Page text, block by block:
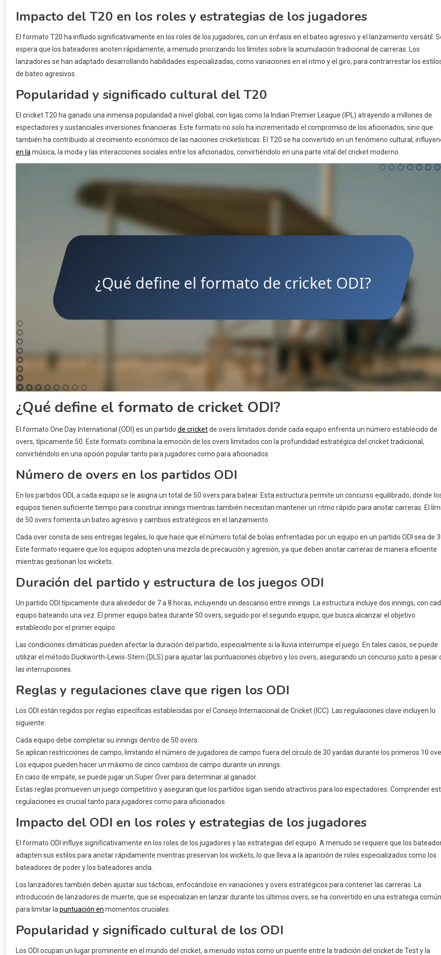
Impacto del T20 en los roles y estrategias de los jugadores
El formato T20 ha influido significativamente en los roles de los jugadores, con un énfasis en el bateo agresivo y el lanzamiento versátil.
espera que los bateadores anoten rápidamente, a menudo priorizando los límites sobre la acumulación tradicional de carreras. Los
lanzadores se han adaptado desarrollando habilidades especializadas, como variaciones en el ritmo y el giro, para contrarrestar los
de bateo agresivos.
Popularidad y significado cultural del T20
El cricket T20 ha ganado una inmensa popularidad a nivel global, con ligas como la Indian Premier League (IPL) atrayendo a millones de
espectadores y sustanciales inversiones financieras. Este formato no solo ha incrementado el compromiso de los aficionados, sino que
también ha contribuido al crecimiento económico de las naciones cricketísticas. El T20 se ha convertido en un fenómeno cultural,
en la música, la moda y las interacciones sociales entre los aficionados, convirtiéndolo en una parte vital del cricket moderno.
¿Qué define el formato de cricket ODI?
El formato One Day International (ODI) es un partido de cricketde overs limitados donde cada equipo enfrenta un número establecido de
overs, típicamente 50. Este formato combina la emoción de los overs limitados con la profundidad estratégica del cricket tradicional,
convirtiéndolo en una opción popular tanto para jugadores como para aficionados.
Número de overs en los partidos ODI
En los partidos ODI, a cada equipo se le asigna un total de 50 overs para batear. Esta estructura permite un concurso equilibrado, donde
equipos tienen suficiente tiempo para construir innings mientras también necesitan mantener un ritmo rápido para anotar carreras. El
de 50 overs fomenta un bateo agresivo y cambios estratégicos en el lanzamiento.
Cada over consta de seis entregas legales, lo que hace que el número total de bolas enfrentadas por un equipo en un partido ODI sea de
Este formato requiere que los equipos adopten una mezcla de precaución y agresión, ya que deben anotar carreras de manera eficiente
mientras gestionan los wickets.
Duración del partido y estructura de los juegos ODI
Un partido ODI típicamente dura alrededor de 7 a 8 horas, incluyendo un descanso entre innings. La estructura incluye dos innings, con
equipo bateando una vez. El primer equipo batea durante 50 overs, seguido por el segundo equipo, que busca alcanzar el objetivo
establecido por el primer equipo.
Las condiciones climáticas pueden afectar la duración del partido, especialmente si la lluvia interrumpe el juego. En tales casos, se puede
utilizar el método Duckworth-Lewis-Stern (DLS) para ajustar las puntuaciones objetivo y los overs, asegurando un concurso justo a pesar
las interrupciones.
Reglas y regulaciones clave que rigen los ODI
Los ODI están regidos por reglas específicas establecidas por el Consejo Internacional de Cricket (ICC). Las regulaciones clave incluyen lo
siguiente:
Cada equipo debe completar su innings dentro de 50 overs.
Se aplican restricciones de campo, limitando el número de jugadores de campo fuera del círculo de 30 yardas durante los primeros 10
Los equipos pueden hacer un máximo de cinco cambios de campo durante un innings.
En caso de empate, se puede jugar un Super Over para determinar al ganador.
Estas reglas promueven un juego competitivo y aseguran que los partidos sigan siendo atractivos para los espectadores. Comprender
regulaciones es crucial tanto para jugadores como para aficionados.
Impacto del ODI en los roles y estrategias de los jugadores
El formato ODI influye significativamente en los roles de los jugadores y las estrategias del equipo. A menudo se requiere que los
adapten sus estilos para anotar rápidamente mientras preservan los wickets, lo que lleva a la aparición de roles especializados como los
bateadores de poder y los bateadores ancla.
Los lanzadores también deben ajustar sus tácticas, enfocándose en variaciones y overs estratégicos para contener las carreras. La
introducción de lanzadores de muerte, que se especializan en lanzar durante los últimos overs, se ha convertido en una estrategia común
para limitar la puntuación en momentos cruciales.
Popularidad y significado cultural de los ODI
Los ODI ocupan un lugar prominente en el mundo del cricket, a menudo vistos como un puente entre la tradición del cricket de Test y la